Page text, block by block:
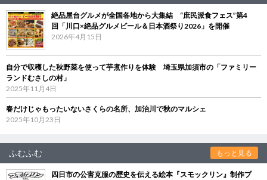
絶品屋台グルメが全国各地から大集結 “庶民派食フェス”第4
回「川口×絶品グルメビール＆日本酒祭り2026」を開催
2026年4月15日
自分で収穫した秋野菜を使って芋煮作りを体験 埼玉県加須市の「ファミリー
ランドむさしの村」
2025年11月4日
春だけじゃもったいないさくらの名所、加治川で秋のマルシェ
2025年10月23日
ふむふむ もっと見る
四日市の公害克服の歴史を伝える絵本『スモックリン』制作プ